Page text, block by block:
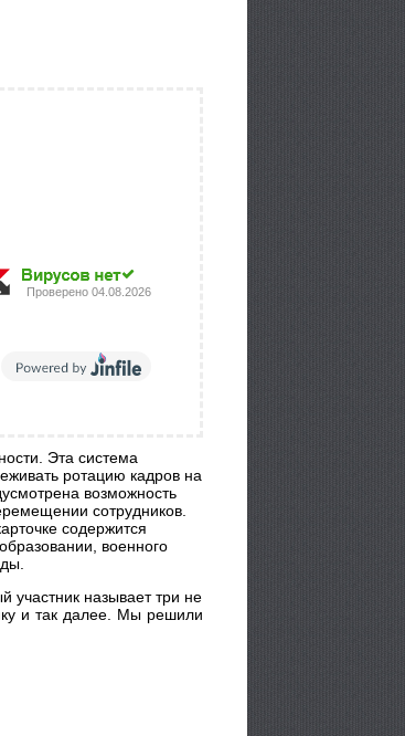
Проверено 04.08.2026
Эта система
ротацию кадров на
возможность
сотрудников.
содержится
военного
участник называет три не
и так далее. Мы решили